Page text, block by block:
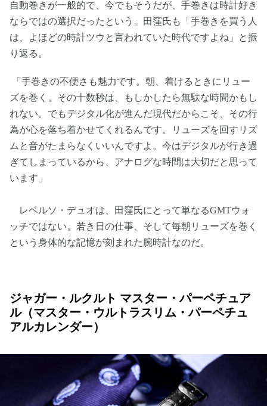
自動巻きが一般的で、今でもそうだが、手巻きは時計好き
ならではの選択だったという。田窪氏も「手巻きを買う人
は、よほどの時計ツウと言われていた時代ですよね」と振
り返る。
「手巻きの不便さも魅力です。朝、着けるときにリュー
ズを巻く。その十数秒は、もしかしたら無駄な時間かもし
れない。でもデジタル化が進んだ現代だからこそ、その行
為が心を落ち着かせてくれるんです。リューズを回すリズ
ムと音がたまらなくいいんですよ。今はデジタルが行き過
ぎてしまっているから、アナログな時間は大切だと思って
います」
レベルソ・デュオは、田窪氏にとって単なるGMTウォ
ッチではない。若き日の仕事、そして毎朝リューズを巻く
という身体的な記憶が刻まれた腕時計なのだ。
ジャガー・ルクルト マスター・パーペチュア
ル（マスター・ウルトラスリム・パーペチュ
アルカレンダー）